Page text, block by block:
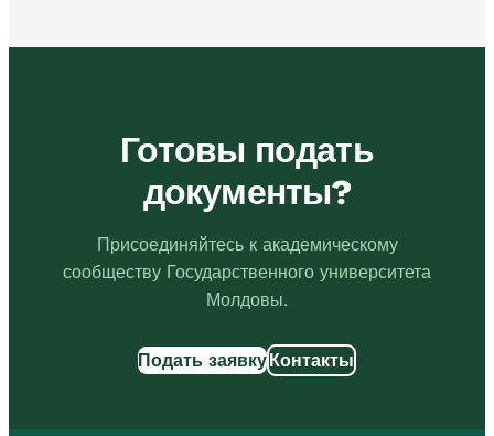
Готовы подать
документы?
Присоединяйтесь к академическому
сообществу Государственного университета
Молдовы.
Подать заявку Контакты